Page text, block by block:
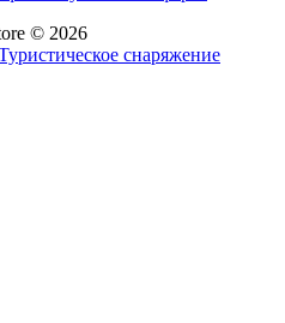
© 2026
снаряжение